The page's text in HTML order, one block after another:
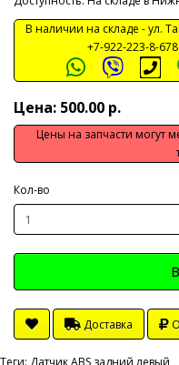
В наличии на складе -ул.
+7-922-223-8-678
Цена: 500.00 р.
Цены на запчасти могут
Кол-во
Доставка